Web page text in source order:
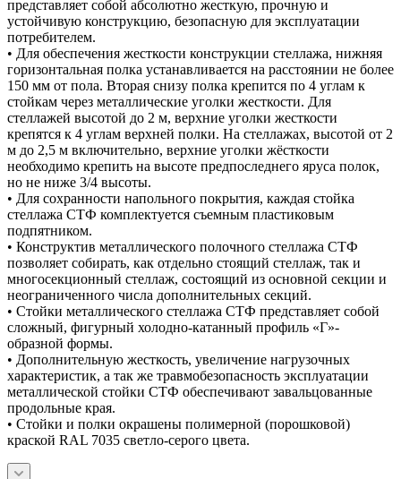
представляет собой абсолютно жесткую, прочную и
устойчивую конструкцию, безопасную для эксплуатации
потребителем.
• Для обеспечения жесткости конструкции стеллажа, нижняя
горизонтальная полка устанавливается на расстоянии не более
150 мм от пола. Вторая снизу полка крепится по 4 углам к
стойкам через металлические уголки жесткости. Для
стеллажей высотой до 2 м, верхние уголки жесткости
крепятся к 4 углам верхней полки. На стеллажах, высотой от 2
м до 2,5 м включительно, верхние уголки жёсткости
необходимо крепить на высоте предпоследнего яруса полок,
но не ниже 3/4 высоты.
• Для сохранности напольного покрытия, каждая стойка
стеллажа СТФ комплектуется съемным пластиковым
подпятником.
• Конструктив металлического полочного стеллажа СТФ
позволяет собирать, как отдельно стоящий стеллаж, так и
многосекционный стеллаж, состоящий из основной секции и
неограниченного числа дополнительных секций.
• Стойки металлического стеллажа СТФ представляет собой
сложный, фигурный холодно-катанный профиль «Г»-
образной формы.
• Дополнительную жесткость, увеличение нагрузочных
характеристик, а так же травмобезопасность эксплуатации
металлической стойки СТФ обеспечивают завальцованные
продольные края.
• Стойки и полки окрашены полимерной (порошковой)
краской RAL 7035 светло-серого цвета.